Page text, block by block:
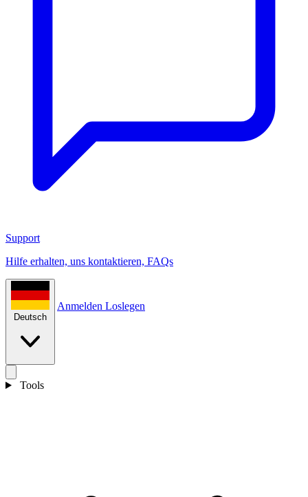
Support
Hilfe erhalten, uns kontaktieren, FAQs
Deutsch
Anmelden Loslegen
Tools